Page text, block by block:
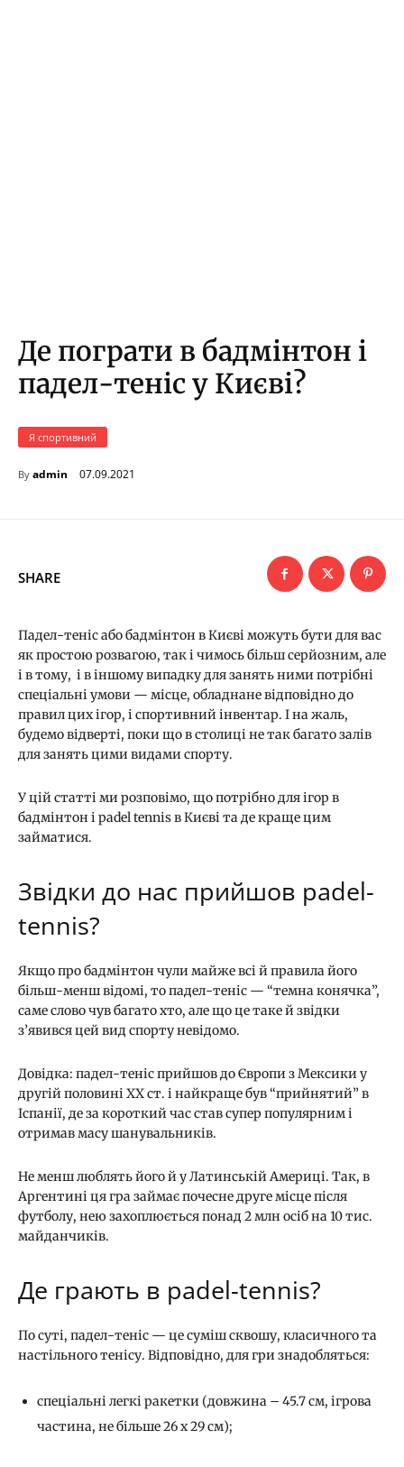
Де пограти в бадмінтон і
падел-теніс у Києві?
Я спортивний
By admin 07.09.2021
SHARE
Падел-теніс або бадмінтон в Києві можуть бути для вас
як простою розвагою, так і чимось більш серйозним, але
і в тому, і в іншому випадку для занять ними потрібні
спеціальні умови — місце, обладнане відповідно до
правил цих ігор, і спортивний інвентар. І на жаль,
будемо відверті, поки що в столиці не так багато залів
для занять цими видами спорту.
У цій статті ми розповімо, що потрібно для ігор в
бадмінтон і padel tennis в Києві та де краще цим
займатися.
Звідки до нас прийшов padel-
tennis?
Якщо про бадмінтон чули майже всі й правила його
більш-менш відомі, то падел-теніс — “темна конячка”,
саме слово чув багато хто, але що це таке й звідки
з’явився цей вид спорту невідомо.
Довідка: падел-теніс прийшов до Європи з Мексики у
другій половині XX ст. і найкраще був “прийнятий” в
Іспанії, де за короткий час став супер популярним і
отримав масу шанувальників.
Не менш люблять його й у Латинській Америці. Так, в
Аргентині ця гра займає почесне друге місце після
футболу, нею захоплюється понад 2 млн осіб на 10 тис.
майданчиків.
Де грають в padel-tennis?
По суті, падел-теніс — це суміш сквошу, класичного та
настільного тенісу. Відповідно, для гри знадобляться:
спеціальні легкі ракетки (довжина – 45.7 см, ігрова
частина, не більше 26 х 29 см);